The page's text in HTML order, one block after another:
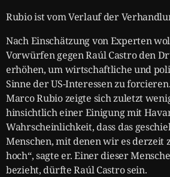
Rubio ist vom Verlauf der
Nach Einschätzung von Experten
Vorwürfen gegen Raúl Castro den
erhöhen, um wirtschaftliche und
Sinne der US-Interessen zu
Marco Rubio zeigte sich zuletzt
hinsichtlich einer Einigung mit
Wahrscheinlichkeit, dass das
Menschen, mit denen wir es derzeit
hoch“, sagte er. Einer dieser
bezieht, dürfte Raúl Castro sein.